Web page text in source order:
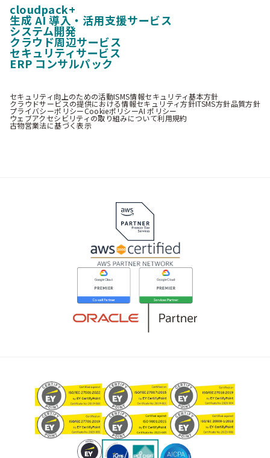
cloudpack+
生成 AI 導入・活用支援サービス
システム開発
クラウド周辺サービス
セキュリティサービス
ERP コンサルパック
セキュリティ向上のための活動ISMS情報セキュリティ基本方針
クラウドサービスの提供における情報セキュリティ方針ITSMS方針品質方針
プライバシーポリシーCookieポリシーAI ポリシー
ウェブアクセシビリティの取り組みについて利用規約
古物営業法に基づく表示